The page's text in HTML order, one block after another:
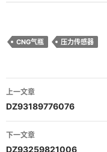
CNG气瓶 压力传感器
文
章
导
上一文章
DZ93189776076
下一文章
DZ93259821006